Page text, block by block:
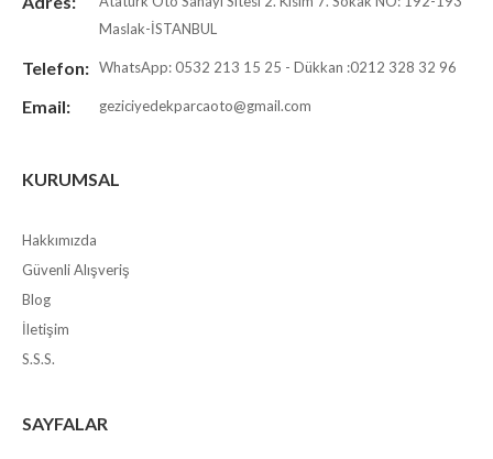
Maslak-İSTANBUL
Telefon: WhatsApp: 0532 213 15 25 - Dükkan :0212 328 32 96
Email: geziciyedekparcaoto@gmail.com
KURUMSAL
Hakkımızda
Güvenli Alışveriş
Blog
İletişim
S.S.S.
SAYFALAR